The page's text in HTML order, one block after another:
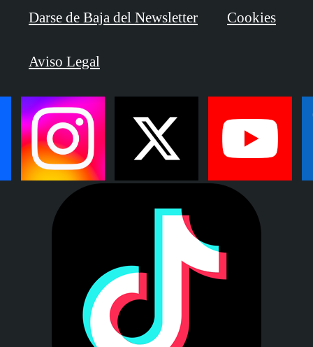
Darse de Baja del Newsletter Cookies
Aviso Legal